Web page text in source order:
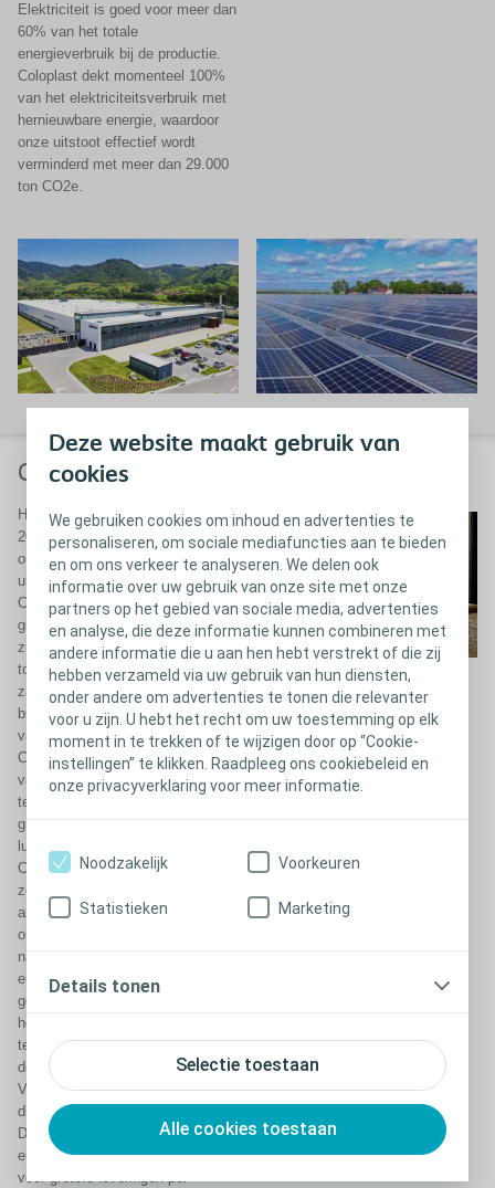
Deze website maakt gebruik van
cookies
We gebruiken cookies om inhoud en advertenties te
personaliseren, om sociale mediafuncties aan te bieden
en om ons verkeer te analyseren. We delen ook
informatie over uw gebruik van onze site met onze
partners op het gebied van sociale media, advertenties
en analyse, die deze informatie kunnen combineren met
andere informatie die u aan hen hebt verstrekt of die zij
hebben verzameld via uw gebruik van hun diensten,
onder andere om advertenties te tonen die relevanter
voor u zijn. U hebt het recht om uw toestemming op elk
moment in te trekken of te wijzigen door op “Cookie-
instellingen” te klikken. Raadpleeg ons cookiebeleid en
onze privacyverklaring voor meer informatie.
Selectie toestaan
Alle cookies toestaan
Noodzakelijk Voorkeuren
Statistieken Marketing
Details tonen
Elektriciteit is goed voor meer dan
60% van het totale
energieverbruik bij de productie.
Coloplast dekt momenteel 100%
van het elektriciteitsverbruik met
hernieuwbare energie, waardoor
onze uitstoot effectief wordt
verminderd met meer dan 29.000
ton CO2e.
Goederenvervoer
Het goederenvervoer was in
2020/21 verantwoordelijk voor
ongeveer 14% van de totale
uitstoot van broeikasgassen van
Coloplast. Met de
groeipercentages van Coloplast
zullen de transportbehoeften in de
toekomst toenemen en bijgevolg
zal ook de totale uitstoot van
broeikasgassen door het transport
van goederen toenemen.
Coloplast vermindert de uitstoot
van goederenvervoer door de lucht
te vervangen door zee- en
grondvervoer, aangezien
luchtvervoer tot 100 keer meer
CO2e uitstoten in vergelijking met
zeevracht .In 2020/21 werden
artikelen met spoorvervoer vanuit
onze productielocatie in Hongarije
naar China verscheept. Transport
en distributie werden verder
geoptimaliseerd, rekening
houdend met emissiereductie door
te focussen op optimalisatie van
de containerhoogte in China.
Verder is er een pilot gestart voor
distributie over de weg tussen
Denemarken en Duitsland en zijn
er aanvullende regels opgesteld
voor grotere leveringen per